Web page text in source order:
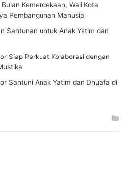
:
Kemerdekaan, Wali Kota
Pembangunan Manusia
Santunan untuk Anak Yatim dan
Siap Perkuat Kolaborasi dengan
Santuni Anak Yatim dan Dhuafa di